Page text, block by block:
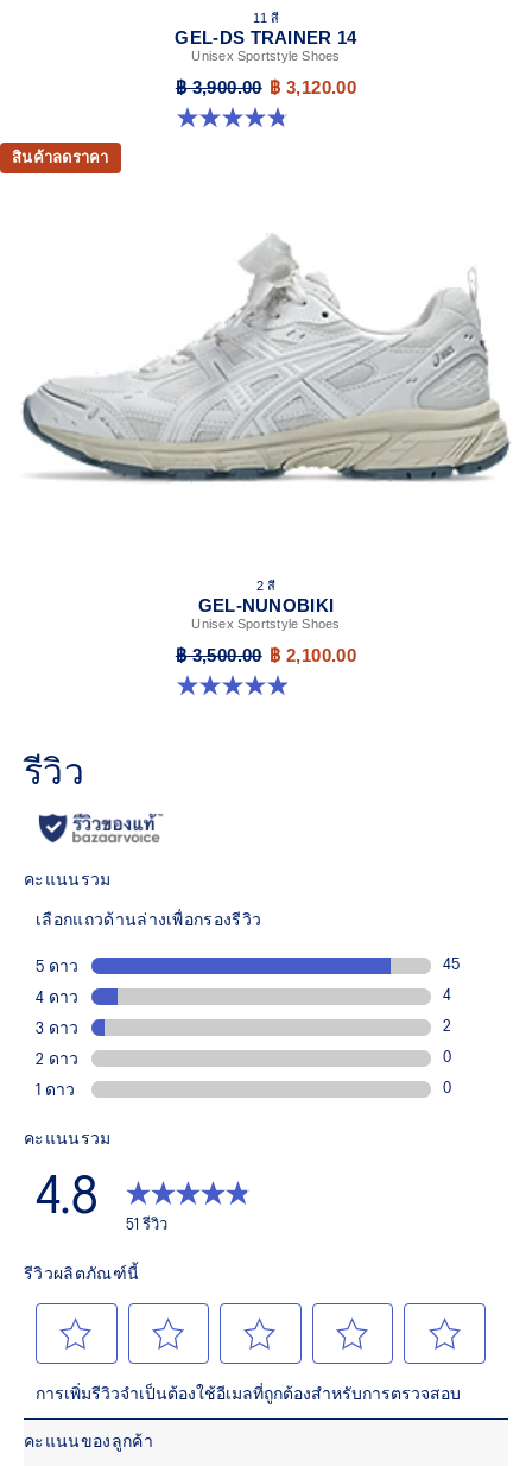
11 สี
GEL-DS TRAINER 14
Unisex Sportstyle Shoes
฿ 3,900.00 ฿ 3,120.00
4.8 จาก 5 ดาว 88 รีวิว
สินค้าลดราคา
2 สี
GEL-NUNOBIKI
Unisex Sportstyle Shoes
฿ 3,500.00 ฿ 2,100.00
4.9 จาก 5 ดาว 18 รีวิว